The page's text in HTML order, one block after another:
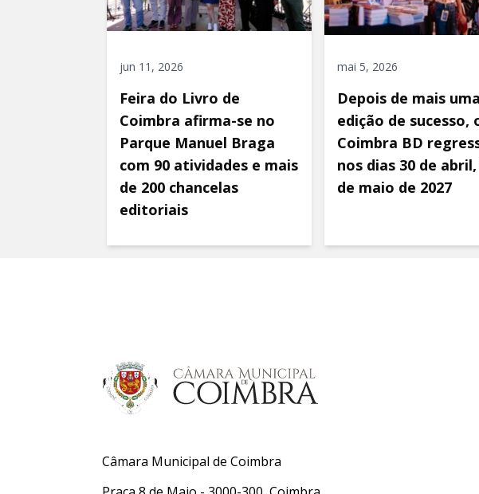
jun 11, 2026
Feira do Livro de
Coimbra afirma-se no
Parque Manuel Braga
com 90 atividades e mais
de 200 chancelas
editoriais
mai 5, 2026
Depois de mais uma
edição de sucesso,
Coimbra BD
nos dias 30 de abril,
de maio de 2027
Câmara Municipal de Coimbra